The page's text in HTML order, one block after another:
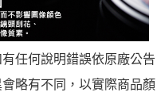
任何說明錯誤依原廠公告
略有不同，以實際商品顏